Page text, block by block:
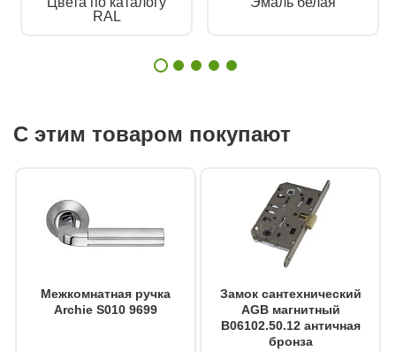
RAL
С этим товаром покупают
Межкомнатная ручка
Archie S010 9699
Замок сантехнический
AGB магнитный
B06102.50.12 античная
бронза